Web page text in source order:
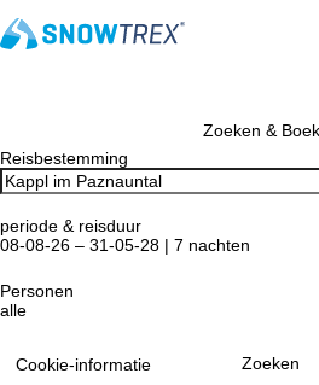
Cookie-informatie
Zoeken &
Reisbestemming
periode & reisduur
08-08-26 – 31-05-28 | 7 nachten
Personen
alle
Zoeken